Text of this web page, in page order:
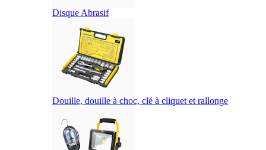
Disque Abrasif
Douille, douille à choc, clé à cliquet et rallonge